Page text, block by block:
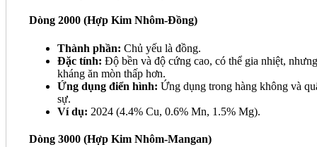
Dòng 2000 (Hợp Kim Nhôm-Đồng)
Thành phần: Chủ yếu là đồng.
Đặc tính: Độ bền và độ cứng cao, có thể gia nhiệt, nhưng
kháng ăn mòn thấp hơn.
Ứng dụng điển hình: Ứng dụng trong hàng không và
sự.
Ví dụ: 2024 (4.4% Cu, 0.6% Mn, 1.5% Mg).
Dòng 3000 (Hợp Kim Nhôm-Mangan)